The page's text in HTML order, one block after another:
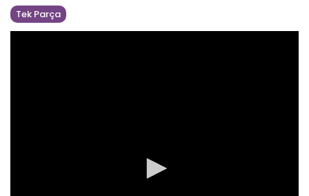
Tek Parça